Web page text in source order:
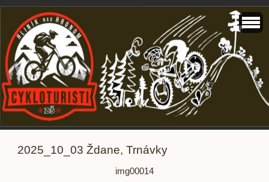
2025_10_03 Ždane, Trnávky
img00014